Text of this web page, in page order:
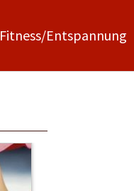
Fitness/Entspannung